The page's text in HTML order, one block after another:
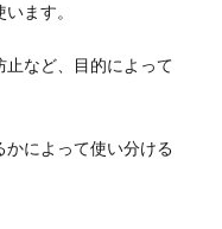
います。
止など、目的によって
かによって使い分ける